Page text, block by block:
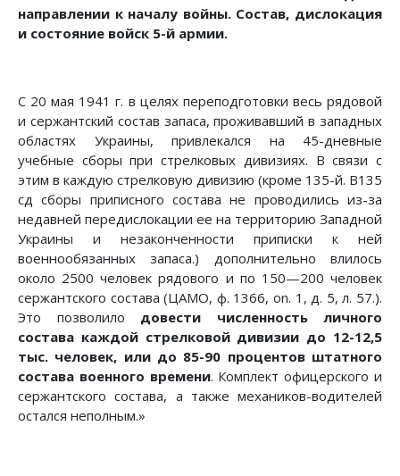
направлении к началу войны. Состав, дислокация
и состояние войск 5-й армии.
С 20 мая 1941 г. в целях переподготовки весь рядовой
и сержантский состав запаса, проживавший в западных
областях Украины, привлекался на 45-дневные
учебные сборы при стрелковых дивизиях. В связи с
этим в каждую стрелковую дивизию (кроме 135-й. В135
сд сборы приписного состава не проводились из-за
недавней передислокации ее на территорию Западной
Украины и незаконченности приписки к ней
военнообязанных запаса.) дополнительно влилось
около 2500 человек рядового и по 150—200 человек
сержантского состава (ЦАМО, ф. 1366, on. 1, д. 5, л. 57.).
Это позволило довести численность личного
состава каждой стрелковой дивизии до 12-12,5
тыс. человек, или до 85-90 процентов штатного
состава военного времени. Комплект офицерского и
сержантского состава, а также механиков-водителей
остался неполным.»